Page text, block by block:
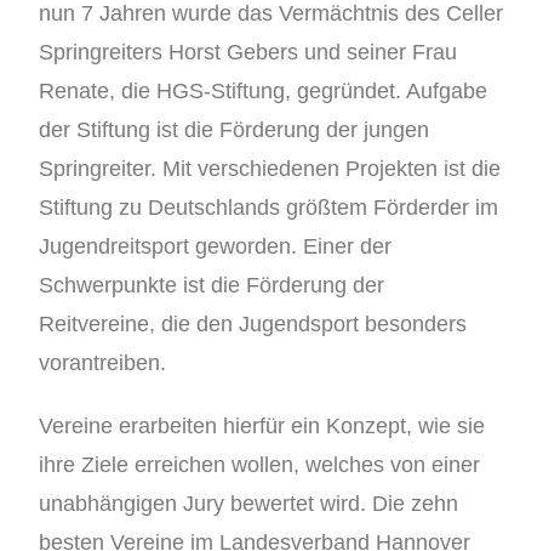
nun 7 Jahren wurde das Vermächtnis des Celler
Springreiters Horst Gebers und seiner Frau
Renate, die HGS-Stiftung, gegründet. Aufgabe
der Stiftung ist die Förderung der jungen
Springreiter. Mit verschiedenen Projekten ist die
Stiftung zu Deutschlands größtem Förderder im
Jugendreitsport geworden. Einer der
Schwerpunkte ist die Förderung der
Reitvereine, die den Jugendsport besonders
vorantreiben.
Vereine erarbeiten hierfür ein Konzept, wie sie
ihre Ziele erreichen wollen, welches von einer
unabhängigen Jury bewertet wird. Die zehn
besten Vereine im Landesverband Hannover